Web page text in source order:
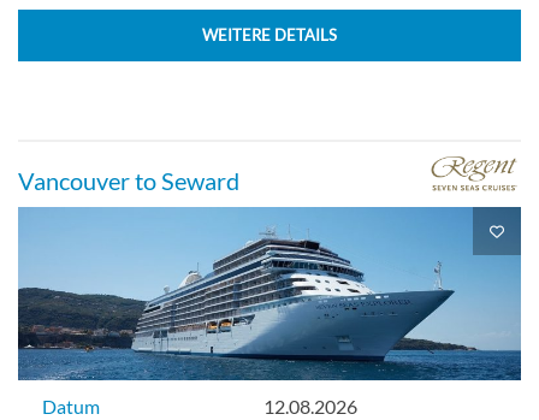
WEITERE DETAILS
Vancouver to Seward
Datum 12.08.2026